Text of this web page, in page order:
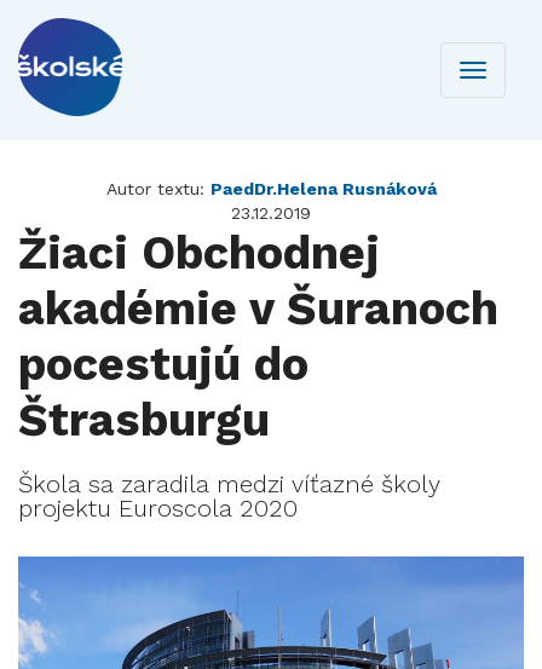
Toggle
Autor textu: PaedDr.Helena Rusnáková
23.12.2019
Žiaci Obchodnej
akadémie v Šuranoch
pocestujú do
Štrasburgu
Škola sa zaradila medzi víťazné školy
projektu Euroscola 2020